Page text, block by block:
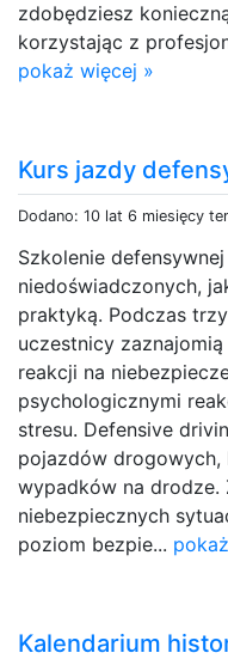
zdobędziesz
korzystając z
pokaż więcej »
Kurs jazdy
Dodano: 10 lat 6 miesięcy
Szkolenie
niedoświadczonych,
praktyką. Podczas
uczestnicy
reakcji na
psychologicznymi
stresu. Defensive
pojazdów
wypadków na
niebezpiecznych
poziom bezpie...
Kalendarium